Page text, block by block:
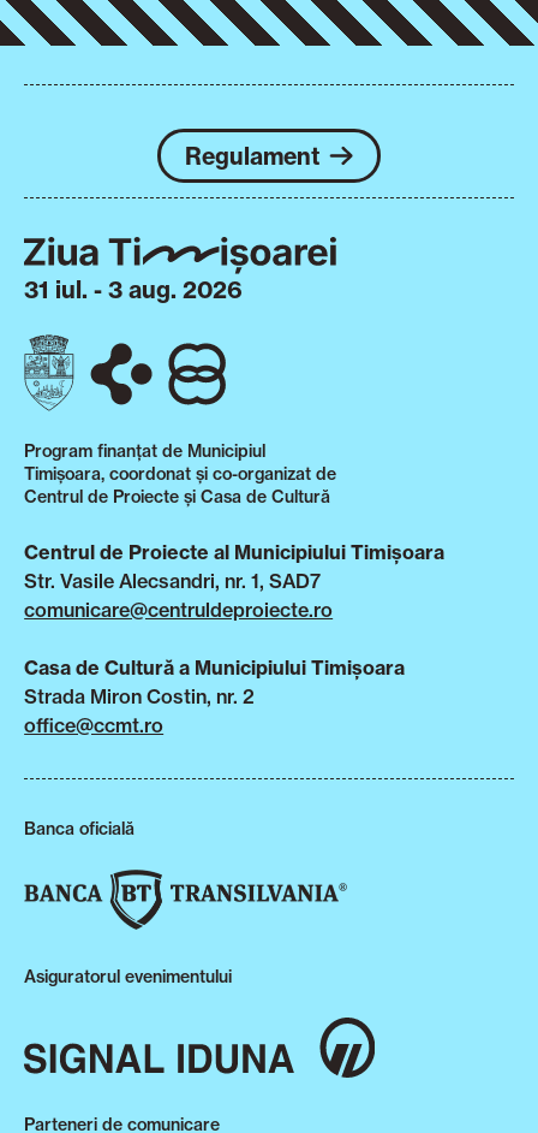
Regulament
31 iul. - 3 aug. 2026
Program finanțat de Municipiul
Timișoara, coordonat și co-organizat de
Centrul de Proiecte și Casa de Cultură
Centrul de Proiecte al Municipiului Timișoara
Str. Vasile Alecsandri, nr. 1, SAD7
comunicare@centruldeproiecte.ro
Casa de Cultură a Municipiului Timișoara
Strada Miron Costin, nr. 2
office@ccmt.ro
Banca oficială
Asiguratorul evenimentului
Parteneri de comunicare